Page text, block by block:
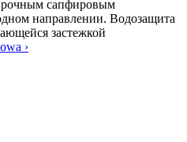
сапфировым
направлении. Водозащита
застежкой
›